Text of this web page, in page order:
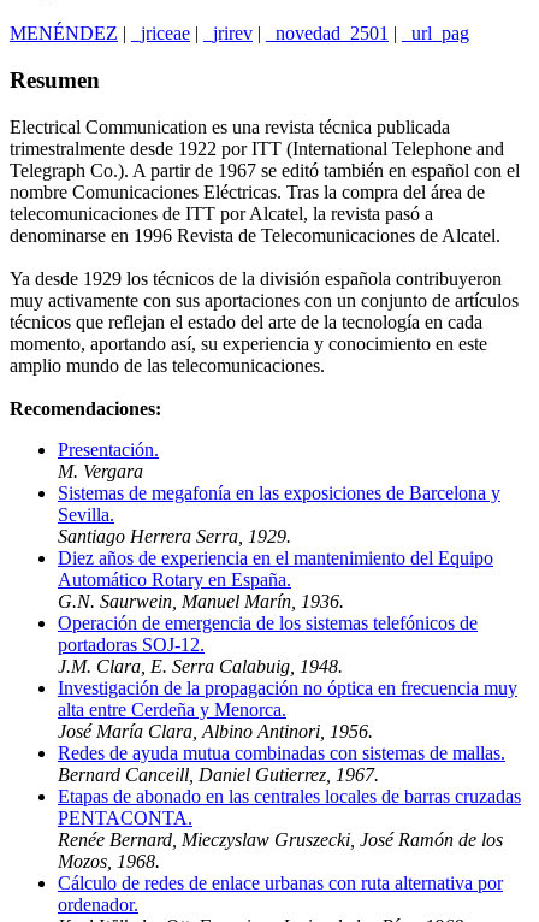
MENÉNDEZ | _jriceae | _jrirev | _novedad_2501 | _url_pag
Resumen
Electrical Communication es una revista técnica publicada
trimestralmente desde 1922 por ITT (International Telephone and
Telegraph Co.). A partir de 1967 se editó también en español con el
nombre Comunicaciones Eléctricas. Tras la compra del área de
telecomunicaciones de ITT por Alcatel, la revista pasó a
denominarse en 1996 Revista de Telecomunicaciones de Alcatel.
Ya desde 1929 los técnicos de la división española contribuyeron
muy activamente con sus aportaciones con un conjunto de artículos
técnicos que reflejan el estado del arte de la tecnología en cada
momento, aportando así, su experiencia y conocimiento en este
amplio mundo de las telecomunicaciones.
Recomendaciones:
Presentación.
M. Vergara
Sistemas de megafonía en las exposiciones de Barcelona y
Sevilla.
Santiago Herrera Serra, 1929.
Diez años de experiencia en el mantenimiento del Equipo
Automático Rotary en España.
G.N. Saurwein, Manuel Marín, 1936.
Operación de emergencia de los sistemas telefónicos de
portadoras SOJ-12.
J.M. Clara, E. Serra Calabuig, 1948.
Investigación de la propagación no óptica en frecuencia muy
alta entre Cerdeña y Menorca.
José María Clara, Albino Antinori, 1956.
Redes de ayuda mutua combinadas con sistemas de mallas.
Bernard Canceill, Daniel Gutierrez, 1967.
Etapas de abonado en las centrales locales de barras cruzadas
PENTACONTA.
Renée Bernard, Mieczyslaw Gruszecki, José Ramón de los
Mozos, 1968.
Cálculo de redes de enlace urbanas con ruta alternativa por
ordenador.